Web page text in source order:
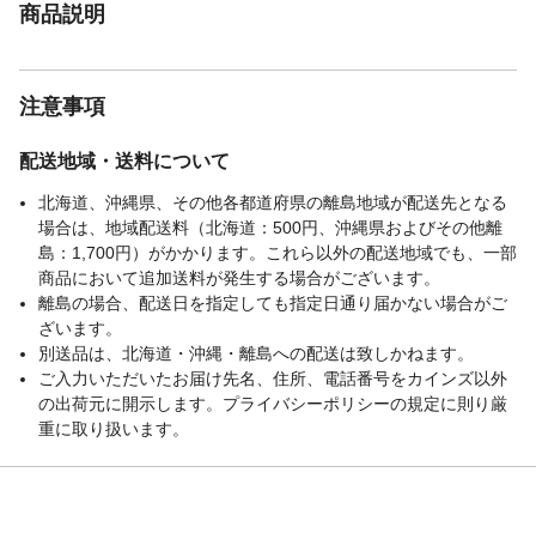
商品説明
注意事項
配送地域・送料について
北海道、沖縄県、その他各都道府県の離島地域が配送先となる
場合は、地域配送料（北海道：500円、沖縄県およびその他離
島：1,700円）がかかります。これら以外の配送地域でも、一部
商品において追加送料が発生する場合がございます。
離島の場合、配送日を指定しても指定日通り届かない場合がご
ざいます。
別送品は、北海道・沖縄・離島への配送は致しかねます。
ご入力いただいたお届け先名、住所、電話番号をカインズ以外
の出荷元に開示します。プライバシーポリシーの規定に則り厳
重に取り扱います。